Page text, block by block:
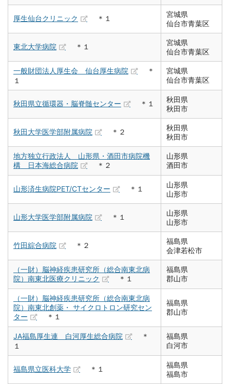
厚生仙台クリニック ＊１
宮城県
仙台市青葉区
東北大学病院 ＊１
宮城県
仙台市青葉区
一般財団法人厚生会 仙台厚生病院
＊
１
宮城県
仙台市青葉区
秋田県立循環器・脳脊髄センター ＊１
秋田県
秋田市
秋田大学医学部附属病院 ＊２
秋田県
秋田市
地方独立行政法人 山形県・酒田市病院機
構 日本海総合病院
＊２
山形県
酒田市
山形済生病院PET/CTセンター ＊１
山形県
山形市
山形大学医学部附属病院 ＊１
山形県
山形市
竹田綜合病院 ＊２
福島県
会津若松市
（一財）脳神経疾患研究所（総合南東北病
院）南東北医療クリニック
＊１
福島県
郡山市
（一財）脳神経疾患研究所（総合南東北病
院）南東北創薬・ サイクロトロン研究セン
ター
＊１
福島県
郡山市
JA福島厚生連 白河厚生総合病院
＊
１
福島県
白河市
福島県立医科大学 ＊１
福島県
福島市